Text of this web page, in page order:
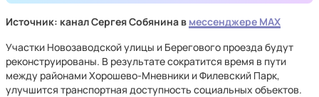
Источник: канал Сергея Собянина в мессенджере MAX
Участки Новозаводской улицы и Берегового проезда будут
реконструированы. В результате сократится время в пути
между районами Хорошево-Мневники и Филевский Парк,
улучшится транспортная доступность социальных объектов.